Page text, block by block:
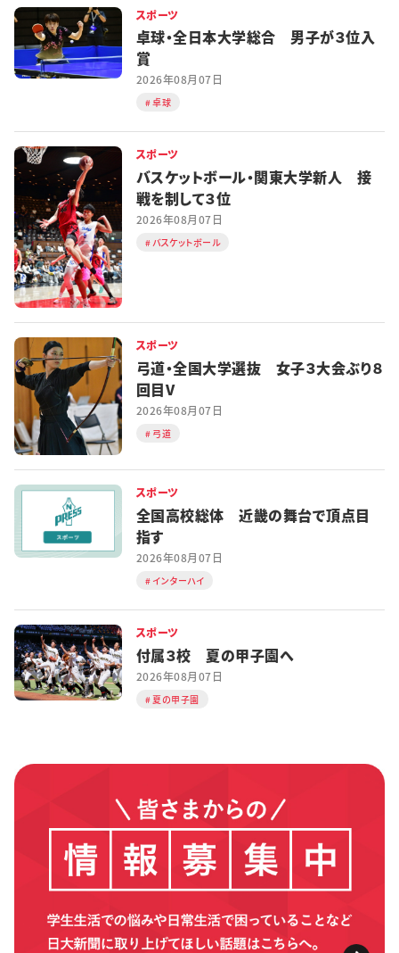
スポーツ
卓球・全日本大学総合 男子が３位入
賞
2026年08月07日
卓球
スポーツ
バスケットボール・関東大学新人 接
戦を制して３位
2026年08月07日
バスケットボール
スポーツ
弓道・全国大学選抜 女子３大会ぶり８
回目V
2026年08月07日
弓道
スポーツ
全国高校総体 近畿の舞台で頂点目
指す
2026年08月07日
インターハイ
スポーツ
付属３校 夏の甲子園へ
2026年08月07日
夏の甲子園